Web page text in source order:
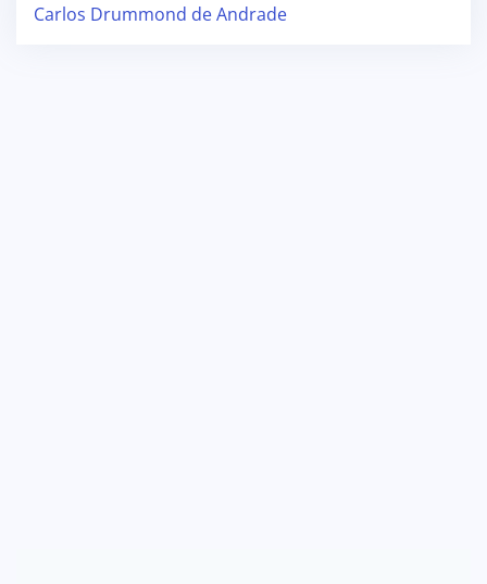
Carlos Drummond de Andrade